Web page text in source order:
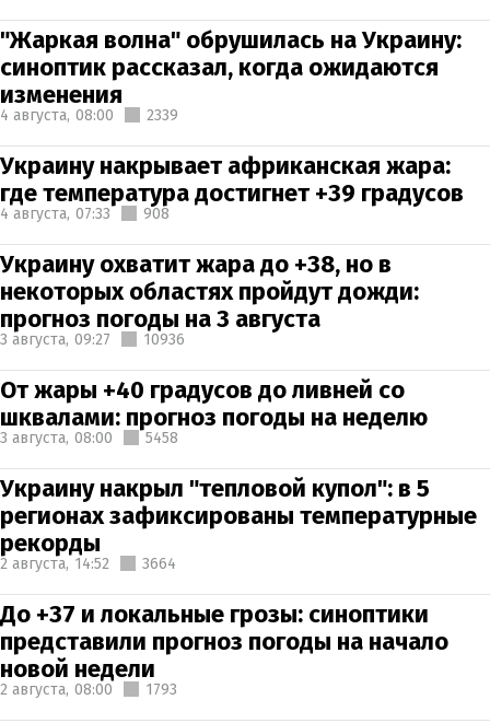
"Жаркая волна" обрушилась на Украину:
синоптик рассказал, когда ожидаются
изменения
4 августа, 08:00 2339
Украину накрывает африканская жара:
где температура достигнет +39 градусов
4 августа, 07:33 908
Украину охватит жара до +38, но в
некоторых областях пройдут дожди:
прогноз погоды на 3 августа
3 августа, 09:27 10936
От жары +40 градусов до ливней со
шквалами: прогноз погоды на неделю
3 августа, 08:00 5458
Украину накрыл "тепловой купол": в 5
регионах зафиксированы температурные
рекорды
2 августа, 14:52 3664
До +37 и локальные грозы: синоптики
представили прогноз погоды на начало
новой недели
2 августа, 08:00 1793